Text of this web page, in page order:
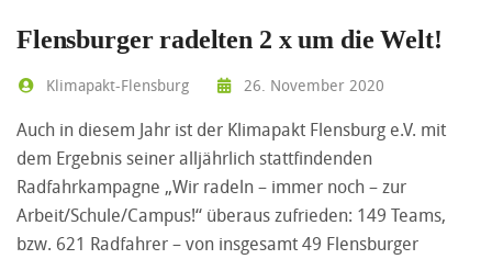
Flensburger radelten 2 x um die Welt!
Klimapakt-Flensburg 26. November 2020
Auch in diesem Jahr ist der Klimapakt Flensburg e.V. mit
dem Ergebnis seiner alljährlich stattfindenden
Radfahrkampagne „Wir radeln – immer noch – zur
Arbeit/Schule/Campus!“ überaus zufrieden: 149 Teams,
bzw. 621 Radfahrer – von insgesamt 49 Flensburger